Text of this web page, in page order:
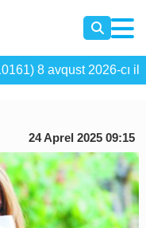
8 avqust 2026-cı il
24 Aprel 2025 09:15